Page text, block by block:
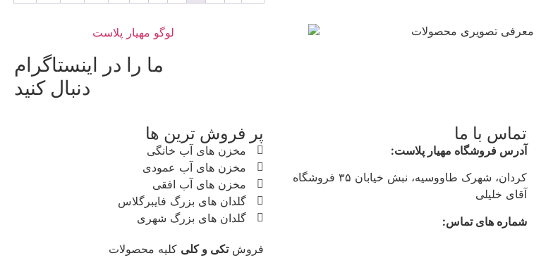
معرفی تصویری محصولات
ما را در اینستاگرام
دنبال کنید
تماس با ما
آدرس فروشگاه مهیار پلاست:
کردان، شهرک طاووسیه، نبش خیابان ۳۵ فروشگاه
آقای خلیلی
شماره های تماس:
پر فروش ترین ها
مخزن های آب خانگی
مخزن های آب عمودی
مخزن های آب افقی
گلدان های بزرگ فایبرگلاس
گلدان های بزرگ شهری
فروشتکی و کلی کلیه محصولات